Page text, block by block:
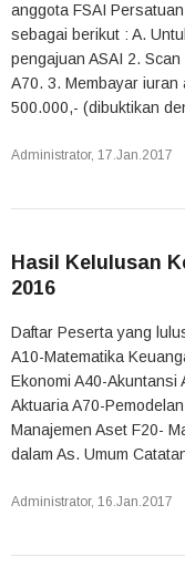
anggota FSAI
sebagai berikut : A.
pengajuan ASAI 2.
A70. 3. Membayar
500.000,- (dibuktikan
Administrator, 17.Jan.2017
Hasil Kelulusan
2016
Daftar Peserta yang
A10-Matematika
Ekonomi A40-Akuntansi
Aktuaria A70-
Manajemen Aset F20-
dalam As. Umum
Administrator, 16.Jan.2017